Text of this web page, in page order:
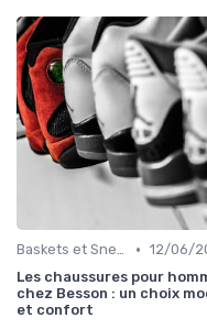
Baskets et Sneakers • 12/06/
Les chaussures pour
chez Besson : un choix
et confort